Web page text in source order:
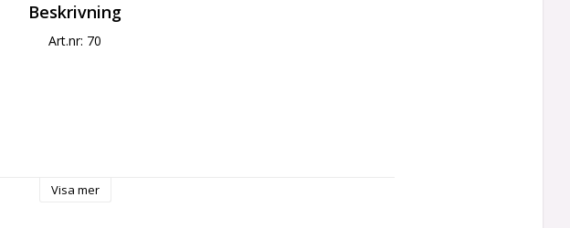
Beskrivning
Art.nr: 70
Visa mer